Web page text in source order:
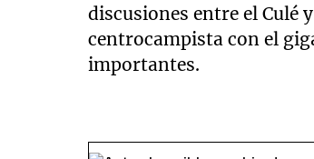
discusiones entre el Culé
centrocampista con el
importantes.